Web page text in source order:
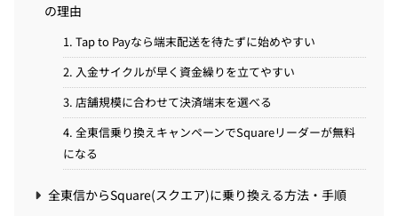
の理由
1. Tap to Payなら端末配送を待たずに始めやすい
2. 入金サイクルが早く資金繰りを立てやすい
3. 店舗規模に合わせて決済端末を選べる
4. 全東信乗り換えキャンペーンでSquareリーダーが無料
になる
全東信からSquare(スクエア)に乗り換える方法・手順